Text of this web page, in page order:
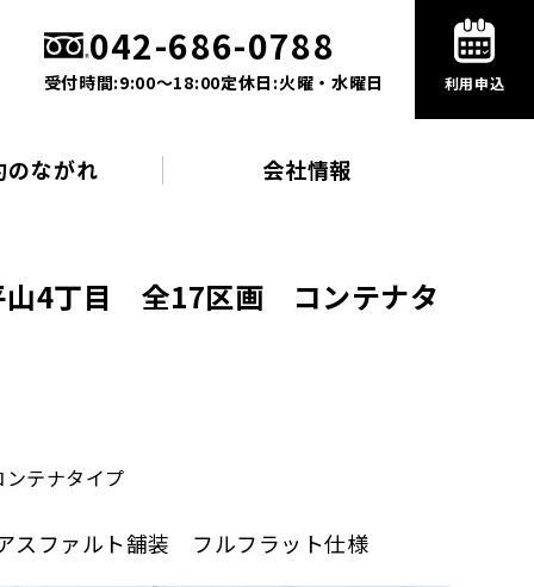
042-686-0788
受付時間:9:00〜18:00定休日:火曜・水曜日 利用申込
のながれ 会社情報
山4丁目 全17区画 コンテナタ
テナタイプ
スファルト舗装 フルフラット仕様